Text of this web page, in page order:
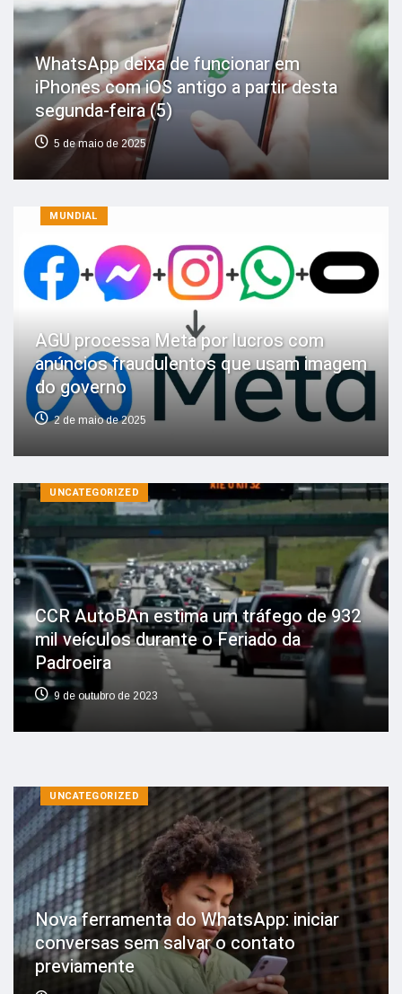
WhatsApp deixa de funcionar em
iPhones com iOS antigo a partir desta
segunda-feira (5)
5 de maio de 2025
MUNDIAL
AGU processa Meta por lucros com
anúncios fraudulentos que usam imagem
do governo
2 de maio de 2025
UNCATEGORIZED
CCR AutoBAn estima um tráfego de 932
mil veículos durante o Feriado da
Padroeira
9 de outubro de 2023
UNCATEGORIZED
Nova ferramenta do WhatsApp: iniciar
conversas sem salvar o contato
previamente